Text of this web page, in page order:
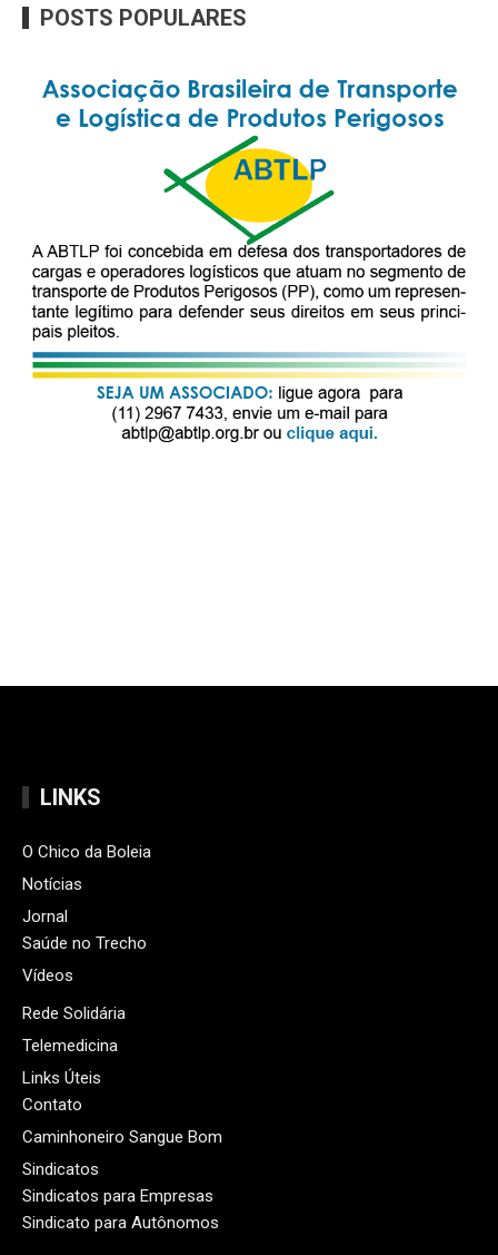
POSTS POPULARES
LINKS
O Chico da Boleia
Notícias
Jornal
Saúde no Trecho
Vídeos
Rede Solidária
Telemedicina
Links Úteis
Contato
Caminhoneiro Sangue Bom
Sindicatos
Sindicatos para Empresas
Sindicato para Autônomos